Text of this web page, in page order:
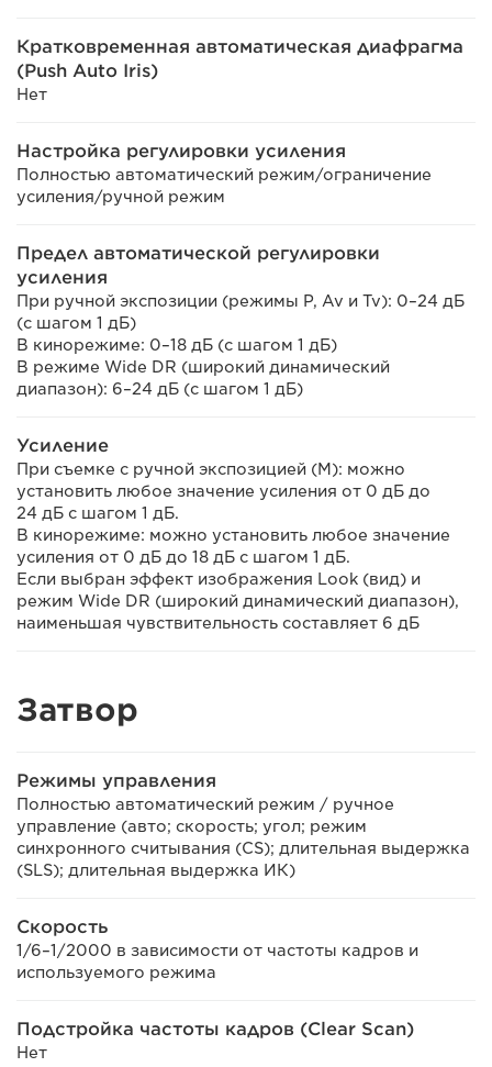
Кратковременная автоматическая диафрагма
(Push Auto Iris)
Нет
Настройка регулировки усиления
Полностью автоматический режим/ограничение
усиления/ручной режим
Предел автоматической регулировки
усиления
При ручной экспозиции (режимы P, Av и Tv): 0–24 дБ
(с шагом 1 дБ)
В кинорежиме: 0–18 дБ (с шагом 1 дБ)
В режиме Wide DR (широкий динамический
диапазон): 6–24 дБ (с шагом 1 дБ)
Усиление
При съемке с ручной экспозицией (М): можно
установить любое значение усиления от 0 дБ до
24 дБ с шагом 1 дБ.
В кинорежиме: можно установить любое значение
усиления от 0 дБ до 18 дБ с шагом 1 дБ.
Если выбран эффект изображения Look (вид) и
режим Wide DR (широкий динамический диапазон),
наименьшая чувствительность составляет 6 дБ
Затвор
Режимы управления
Полностью автоматический режим / ручное
управление (авто; скорость; угол; режим
синхронного считывания (CS); длительная выдержка
(SLS); длительная выдержка ИК)
Скорость
1/6–1/2000 в зависимости от частоты кадров и
используемого режима
Подстройка частоты кадров (Clear Scan)
Нет